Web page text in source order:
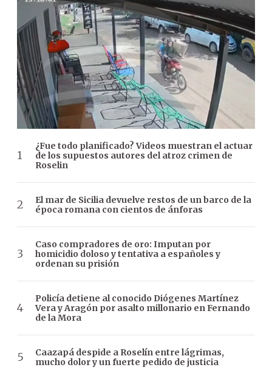
¿Fue todo planificado? Videos muestran el actuar
de los supuestos autores del atroz crimen de
Roselin
El mar de Sicilia devuelve restos de un barco de la
época romana con cientos de ánforas
Caso compradores de oro: Imputan por
homicidio doloso y tentativa a españoles y
ordenan su prisión
Policía detiene al conocido Diógenes Martínez
Vera y Aragón por asalto millonario en Fernando
de la Mora
Caazapá despide a Roselín entre lágrimas,
mucho dolor y un fuerte pedido de justicia